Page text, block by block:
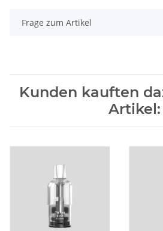
Frage zum Artikel
Kunden kauften
Artikel: